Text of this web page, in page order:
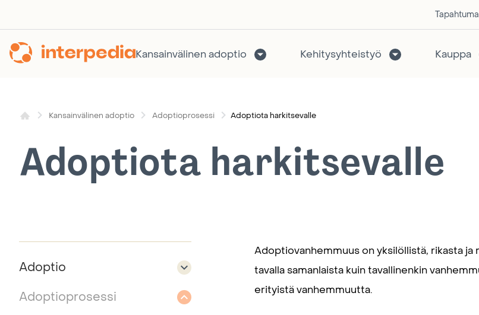
Kansainvälinen adoptio Kehitysyhteistyö Kauppa
Kansainvälinen adoptio Adoptioprosessi Adoptiota harkitsevalle
Adoptiota harkitsevalle
Adoptio
Adoptioprosessi
Adoptiovanhemmuus on yksilöllistä, rikasta
tavalla samanlaista kuin tavallinenkin
erityistä vanhemmuutta.